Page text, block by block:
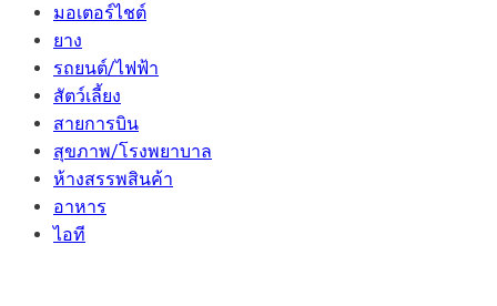
มอเตอร์ไชต์
ยาง
รถยนต์/ไฟฟ้า
สัตว์เลี้ยง
สายการบิน
สุขภาพ/โรงพยาบาล
ห้างสรรพสินค้า
อาหาร
ไอที